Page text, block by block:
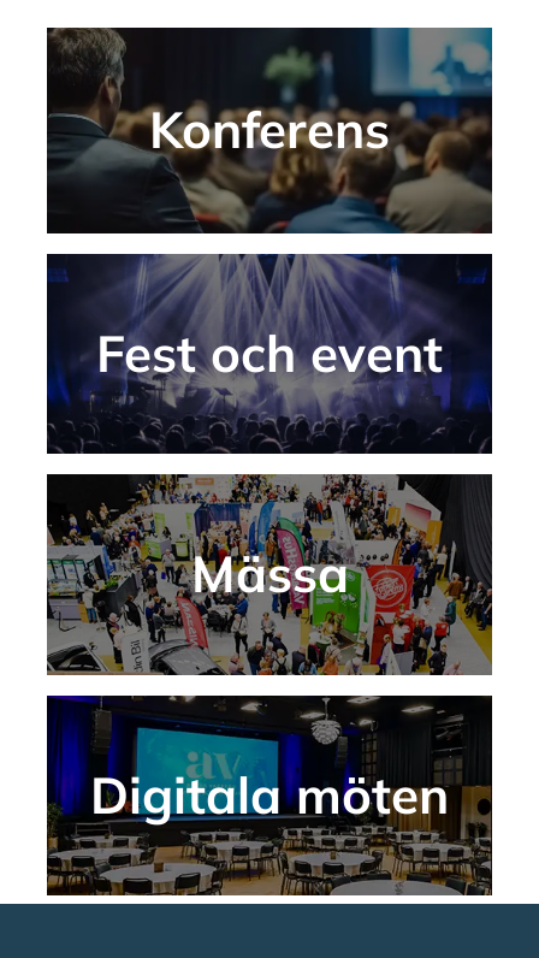
Konferens
Konferens
Fest och event
Fest och event
Mässa
Mässa
Digitala möten
Digitala möten